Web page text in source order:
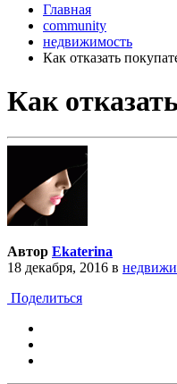
Главная
community
недвижимость
Как отказать
Как
Автор Ekaterina
18 декабря, 2016 в
Поделиться